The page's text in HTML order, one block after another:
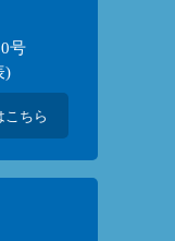
号
)
こちら